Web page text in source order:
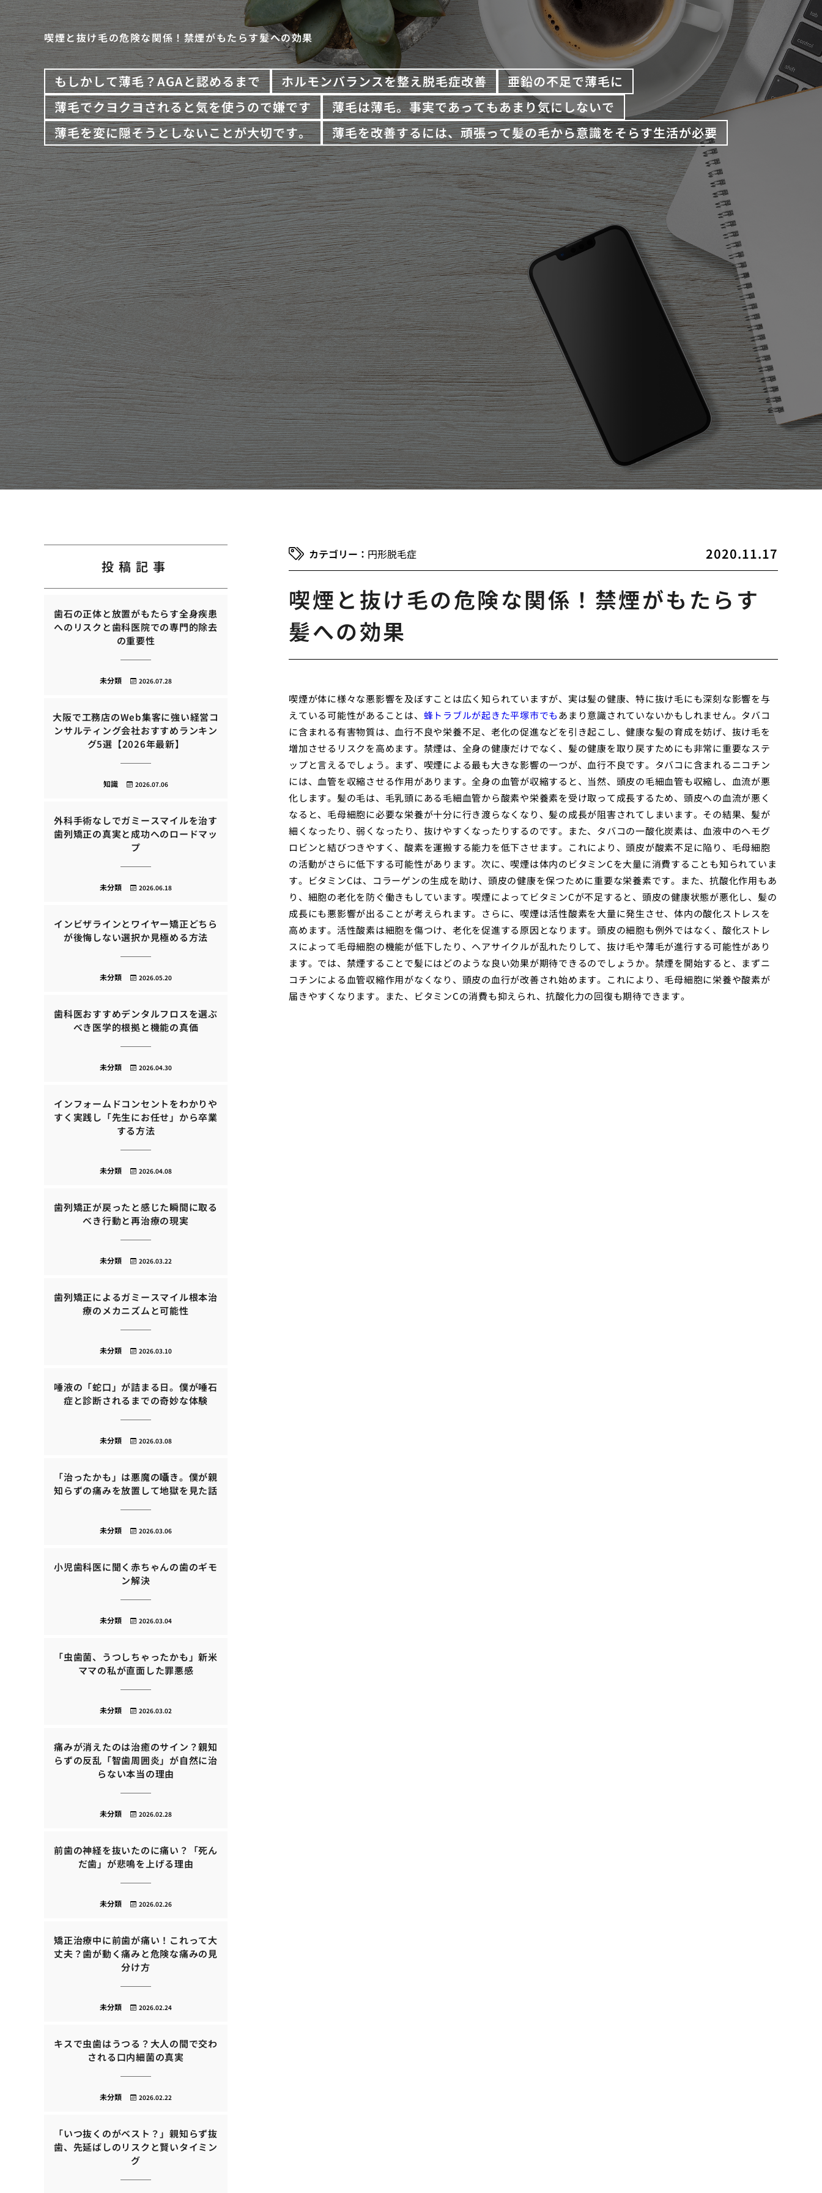
喫煙と抜け毛の危険な関係！禁煙がもたらす髪への効果
もしかして薄毛？AGAと認めるまで ホルモンバランスを整え脱毛症改善
亜鉛の不足で薄毛に
薄毛でクヨクヨされると気を使うので嫌です
薄毛は薄毛。事実であってもあまり気にしないで
薄毛を変に隠そうとしないことが大切です。
薄毛を改善するには、頑張って髪の毛から意識をそらす生活が必要
2020.11.17
円形脱毛症
喫煙と抜け毛の危険な関係！禁煙がもたらす
髪への効果
喫煙が体に様々な悪影響を及ぼすことは広く知られていますが、実は髪の健康、特に抜け毛にも深刻な影響を与
えている可能性があることは、 蜂トラブルが起きた平塚市でもあまり意識されていないかもしれません。タバコ
に含まれる有害物質は、血行不良や栄養不足、老化の促進などを引き起こし、健康な髪の育成を妨げ、抜け毛を
増加させるリスクを高めます。禁煙は、全身の健康だけでなく、髪の健康を取り戻すためにも非常に重要なステ
ップと言えるでしょう。まず、喫煙による最も大きな影響の一つが、血行不良です。タバコに含まれるニコチン
には、血管を収縮させる作用があります。全身の血管が収縮すると、当然、頭皮の毛細血管も収縮し、血流が悪
化します。髪の毛は、毛乳頭にある毛細血管から酸素や栄養素を受け取って成長するため、頭皮への血流が悪く
なると、毛母細胞に必要な栄養が十分に行き渡らなくなり、髪の成長が阻害されてしまいます。その結果、髪が
細くなったり、弱くなったり、抜けやすくなったりするのです。また、タバコの一酸化炭素は、血液中のヘモグ
ロビンと結びつきやすく、酸素を運搬する能力を低下させます。これにより、頭皮が酸素不足に陥り、毛母細胞
の活動がさらに低下する可能性があります。次に、喫煙は体内のビタミンCを大量に消費することも知られていま
す。ビタミンCは、コラーゲンの生成を助け、頭皮の健康を保つために重要な栄養素です。また、抗酸化作用もあ
り、細胞の老化を防ぐ働きもしています。喫煙によってビタミンCが不足すると、頭皮の健康状態が悪化し、髪の
成長にも悪影響が出ることが考えられます。さらに、喫煙は活性酸素を大量に発生させ、体内の酸化ストレスを
高めます。活性酸素は細胞を傷つけ、老化を促進する原因となります。頭皮の細胞も例外ではなく、酸化ストレ
スによって毛母細胞の機能が低下したり、ヘアサイクルが乱れたりして、抜け毛や薄毛が進行する可能性があり
ます。では、禁煙することで髪にはどのような良い効果が期待できるのでしょうか。禁煙を開始すると、まずニ
コチンによる血管収縮作用がなくなり、頭皮の血行が改善され始めます。これにより、毛母細胞に栄養や酸素が
届きやすくなります。また、ビタミンCの消費も抑えられ、抗酸化力の回復も期待できます。
投稿記事
歯石の正体と放置がもたらす全身疾患
へのリスクと歯科医院での専門的除去
の重要性
2026.07.28
未分類
大阪で工務店のWeb集客に強い経営コ
ンサルティング会社おすすめランキン
グ5選【2026年最新】
2026.07.06
知識
外科手術なしでガミースマイルを治す
歯列矯正の真実と成功へのロードマッ
プ
2026.06.18
未分類
インビザラインとワイヤー矯正どちら
が後悔しない選択か見極める方法
2026.05.20
未分類
歯科医おすすめデンタルフロスを選ぶ
べき医学的根拠と機能の真価
2026.04.30
未分類
インフォームドコンセントをわかりや
すく実践し「先生にお任せ」から卒業
する方法
2026.04.08
未分類
歯列矯正が戻ったと感じた瞬間に取る
べき行動と再治療の現実
2026.03.22
未分類
歯列矯正によるガミースマイル根本治
療のメカニズムと可能性
2026.03.10
未分類
唾液の「蛇口」が詰まる日。僕が唾石
症と診断されるまでの奇妙な体験
2026.03.08
未分類
「治ったかも」は悪魔の囁き。僕が親
知らずの痛みを放置して地獄を見た話
2026.03.06
未分類
小児歯科医に聞く赤ちゃんの歯のギモ
ン解決
2026.03.04
未分類
「虫歯菌、うつしちゃったかも」新米
ママの私が直面した罪悪感
2026.03.02
未分類
痛みが消えたのは治癒のサイン？親知
らずの反乱「智歯周囲炎」が自然に治
らない本当の理由
2026.02.28
未分類
前歯の神経を抜いたのに痛い？「死ん
だ歯」が悲鳴を上げる理由
2026.02.26
未分類
矯正治療中に前歯が痛い！これって大
丈夫？歯が動く痛みと危険な痛みの見
分け方
2026.02.24
未分類
キスで虫歯はうつる？大人の間で交わ
される口内細菌の真実
2026.02.22
未分類
「いつ抜くのがベスト？」親知らず抜
歯、先延ばしのリスクと賢いタイミン
グ